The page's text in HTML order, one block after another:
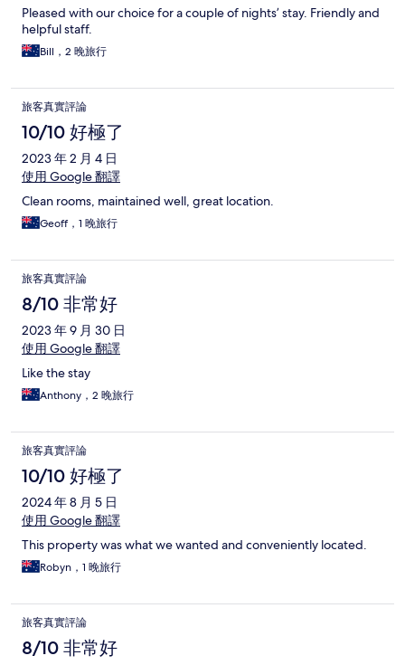
Pleased with our choice for a couple of nights’ stay. Friendly and
helpful staff.
Bill，2 晚旅行
旅客真實評論
10/10 好極了
2023 年 2 月 4 日
使用 Google 翻譯
Clean rooms, maintained well, great location.
Geoff，1 晚旅行
旅客真實評論
8/10 非常好
2023 年 9 月 30 日
使用 Google 翻譯
Like the stay
Anthony，2 晚旅行
旅客真實評論
10/10 好極了
2024 年 8 月 5 日
使用 Google 翻譯
This property was what we wanted and conveniently located.
Robyn，1 晚旅行
旅客真實評論
8/10 非常好